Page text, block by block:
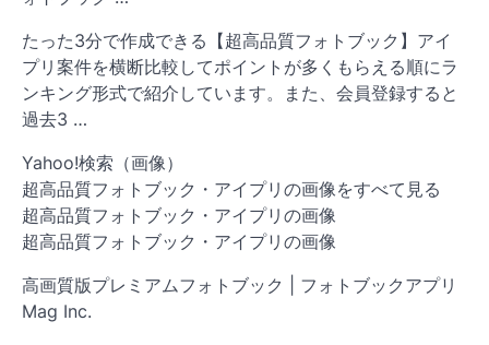
たった3分で作成できる【超高品質フォトブック】アイ
プリ案件を横断比較してポイントが多くもらえる順にラ
ンキング形式で紹介しています。また、会員登録すると
過去3 …
Yahoo!検索（画像）
超高品質フォトブック・アイプリの画像をすべて見る
超高品質フォトブック・アイプリの画像
超高品質フォトブック・アイプリの画像
高画質版プレミアムフォトブック | フォトブックアプリ
Mag Inc.